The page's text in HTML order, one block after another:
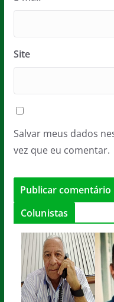
Site
Salvar meus dados
vez que eu comentar.
Colunistas